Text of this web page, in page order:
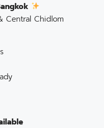
Central Chidlom